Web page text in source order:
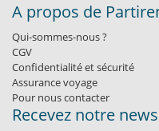
A propos de
Qui-sommes-nous ?
CGV
Confidentialité et sécurité
Assurance voyage
Pour nous contacter
Recevez notre